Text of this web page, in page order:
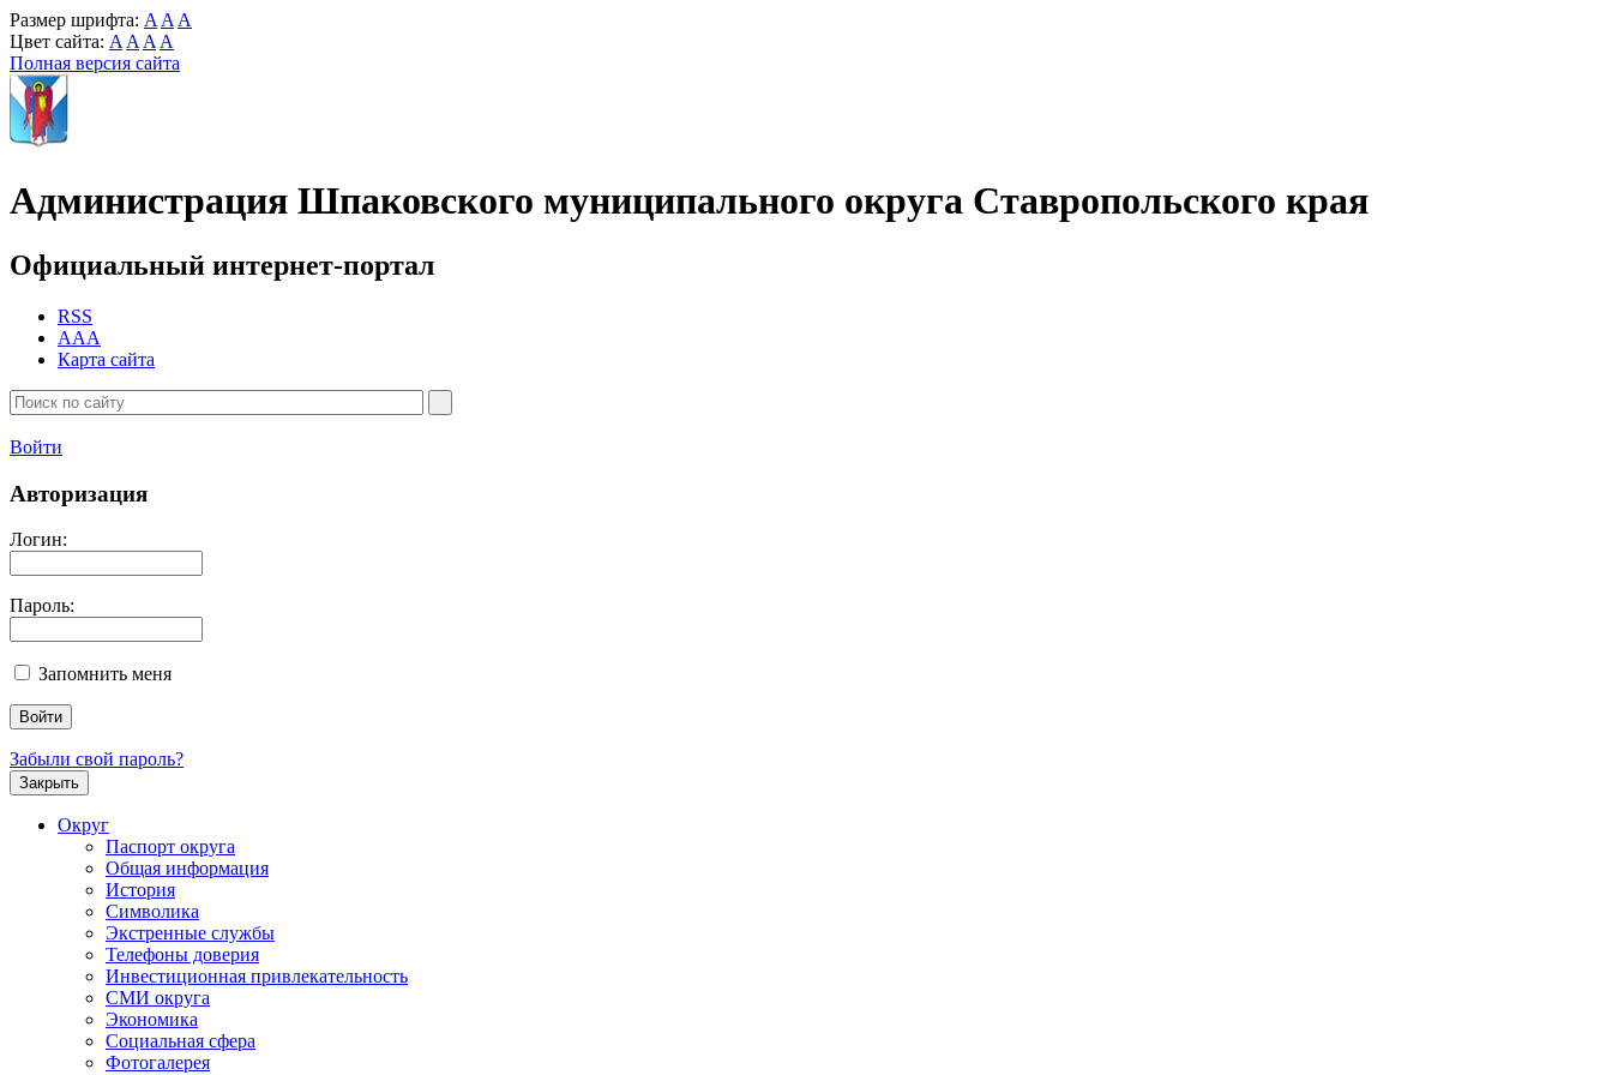
Размер шрифта: A A A
Цвет сайта: A A A A
Полная версия сайта
Администрация Шпаковского муниципального округа Ставропольского края
Официальный интернет-портал
RSS
AAA
Карта сайта
Войти
Авторизация
Логин:
Пароль:
Запомнить меня
Забыли свой пароль?
Закрыть
Округ
Паспорт округа
Общая информация
История
Символика
Экстренные службы
Телефоны доверия
Инвестиционная привлекательность
СМИ округа
Экономика
Социальная сфера
Фотогалерея